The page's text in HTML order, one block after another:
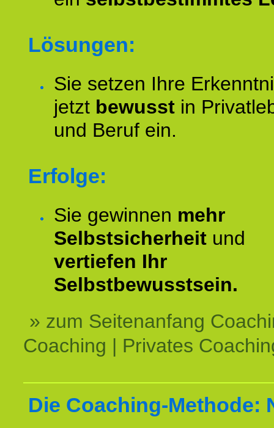
Lösungen:
Sie setzen Ihre
jetzt bewusst in
und Beruf ein.
Erfolge:
Sie gewinnen mehr
Selbstsicherheit und
vertiefen Ihr
Selbstbewusstsein.
» zum Seitenanfang
Coaching | Privates
Die Coaching-Methode: